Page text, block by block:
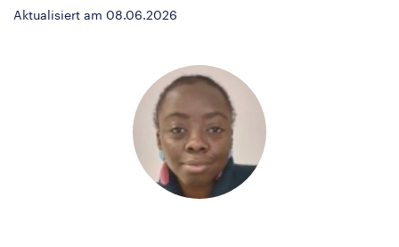
Aktualisiert am 08.06.2026